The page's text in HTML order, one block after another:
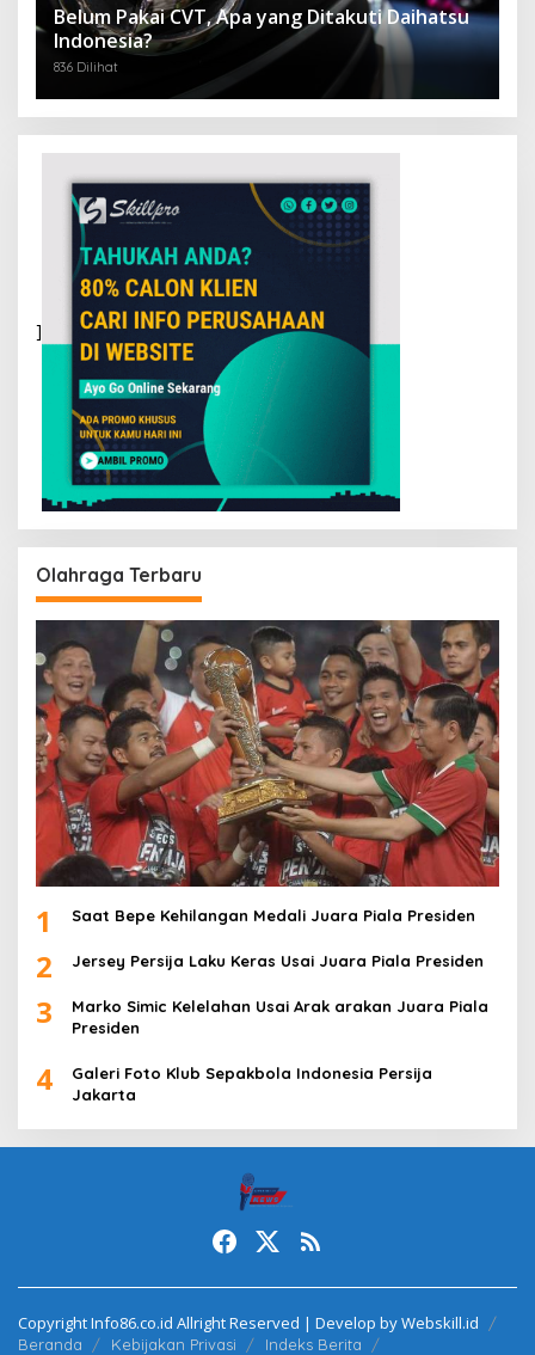
Belum Pakai CVT, Apa yang Ditakuti Daihatsu
Indonesia?
836 Dilihat
]
Olahraga Terbaru
1 Saat Bepe Kehilangan Medali Juara Piala Presiden
2 Jersey Persija Laku Keras Usai Juara Piala Presiden
3
Marko Simic Kelelahan Usai Arak arakan Juara Piala
Presiden
4
Galeri Foto Klub Sepakbola Indonesia Persija
Jakarta
Copyright Info86.co.id Allright Reserved | Develop by Webskill.id
Beranda Kebijakan Privasi Indeks Berita